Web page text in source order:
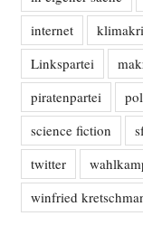
internet
Linkspartei
piratenpartei
science fiction
twitter
winfried